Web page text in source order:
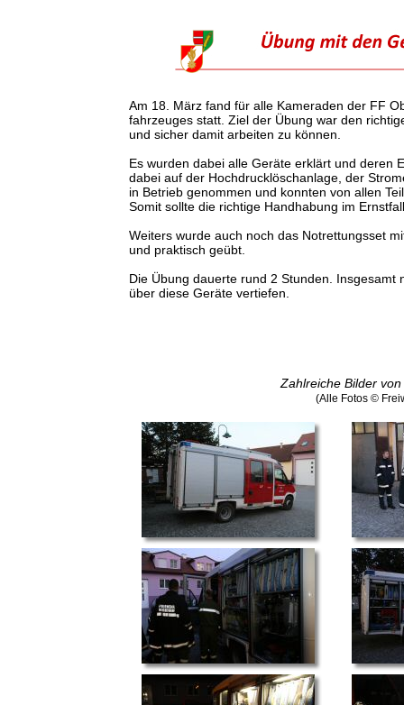
Am 18. März fand für alle Kameraden der FF
fahrzeuges statt. Ziel der Übung war den
und sicher damit arbeiten zu können.
Es wurden dabei alle Geräte erklärt und deren
dabei auf der Hochdrucklöschanlage, der
in Betrieb genommen und konnten von allen
Somit sollte die richtige Handhabung im
Weiters wurde auch noch das Notrettungsset
und praktisch geübt.
Die Übung dauerte rund 2 Stunden.
über diese Geräte vertiefen.
Zahlreiche Bilder
(Alle Fotos ©